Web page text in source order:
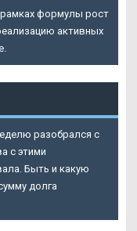
рамках формулы рост
активных
разобрался с
с этими
Быть и какую
долга